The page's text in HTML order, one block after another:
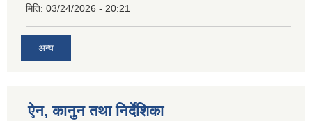
मिति: 03/24/2026 - 20:21
अन्य
ऐन, कानुन तथा निर्देशिका